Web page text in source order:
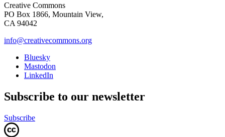
Creative Commons
PO Box 1866, Mountain View,
CA 94042
info@creativecommons.org
Bluesky
Mastodon
LinkedIn
Subscribe to our newsletter
Subscribe